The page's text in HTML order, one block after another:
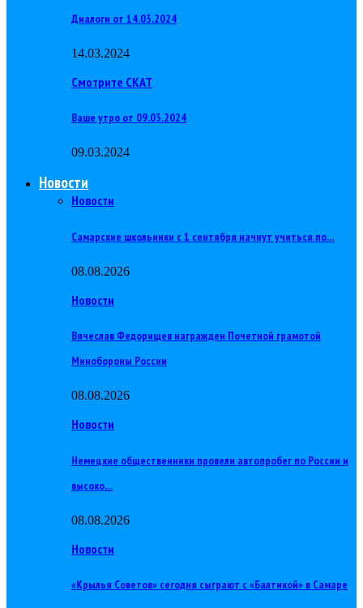
Диалоги от 14.03.2024
14.03.2024
Смотрите СКАТ
Ваше утро от 09.03.2024
09.03.2024
Новости
Новости
Самарские школьники с 1 сентября начнут учиться по…
08.08.2026
Новости
Вячеслав Федорищев награжден Почетной грамотой
Минобороны России
08.08.2026
Новости
Немецкие общественники провели автопробег по России и
высоко…
08.08.2026
Новости
«Крылья Советов» сегодня сыграют с «Балтикой» в Самаре